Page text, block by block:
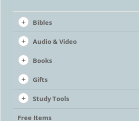
Bibles
Audio & Video
Books
Gifts
Study Tools
Free Items